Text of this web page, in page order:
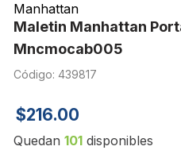
Manhattan
Maletin Manhattan
Mncmocab005
: 439817
$216.00
Quedan 101disponibles